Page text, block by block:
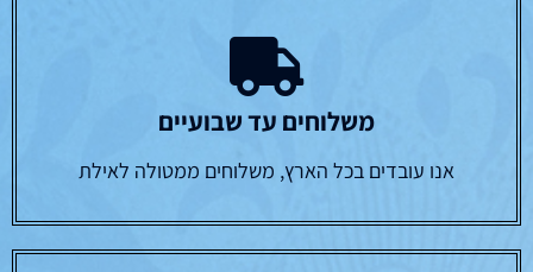
משלוחים עד שבועיים
אנו עובדים בכל הארץ, משלוחים ממטולה לאילת